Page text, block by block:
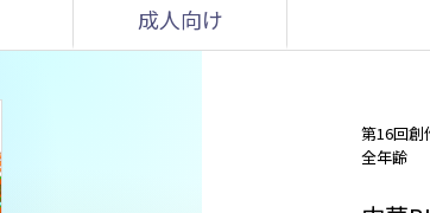
成人向け
第16回創
全年齢